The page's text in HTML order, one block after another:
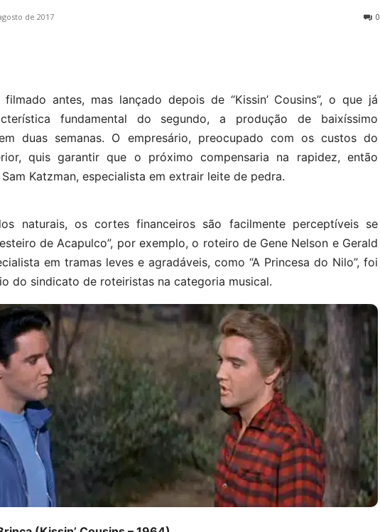
de 2017 0
filmado antes, mas lançado depois de “Kissin’ Cousins”, o que já
fundamental do segundo, a produção de baixíssimo
duas semanas. O empresário, preocupado com os custos do
quis garantir que o próximo compensaria na rapidez, então
Katzman, especialista em extrair leite de pedra.
naturais, os cortes financeiros são facilmente perceptíveis se
de Acapulco”, por exemplo, o roteiro de Gene Nelson e Gerald
em tramas leves e agradáveis, como “A Princesa do Nilo”, foi
do sindicato de roteiristas na categoria musical.